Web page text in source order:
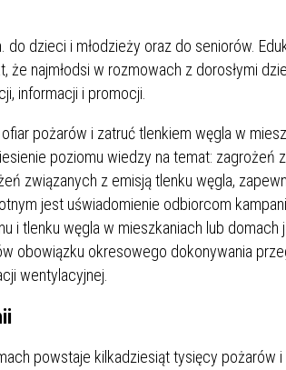
dzieci i młodzieży oraz do seniorów.
że najmłodsi w rozmowach z dorosłymi
informacji i promocji.
pożarów i zatruć tlenkiem węgla w
poziomu wiedzy na temat: zagrożeń
związanych z emisją tlenku węgla,
jest uświadomienie odbiorcom
i tlenku węgla w mieszkaniach lub
obowiązku okresowego dokonywania
wentylacyjnej.
powstaje kilkadziesiąt tysięcy pożarów